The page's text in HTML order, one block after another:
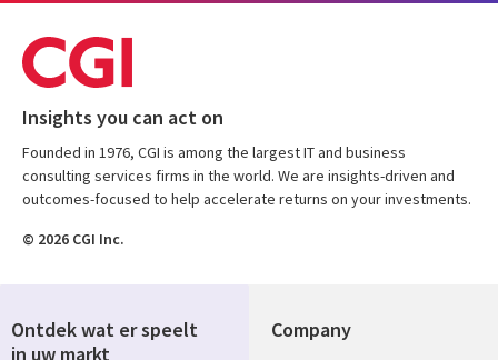
Insights you can act on
Founded in 1976, CGI is among the largest IT and business
consulting services firms in the world. We are insights-driven and
outcomes-focused to help accelerate returns on your investments.
© 2026 CGI Inc.
Company
Ontdek wat er speelt
in uw markt